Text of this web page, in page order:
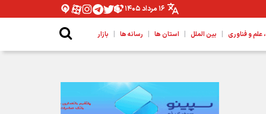
۱۶ مرداد ۱۴۰۵
و فناوری | بین الملل | استان ها | رسانه ها | بازار